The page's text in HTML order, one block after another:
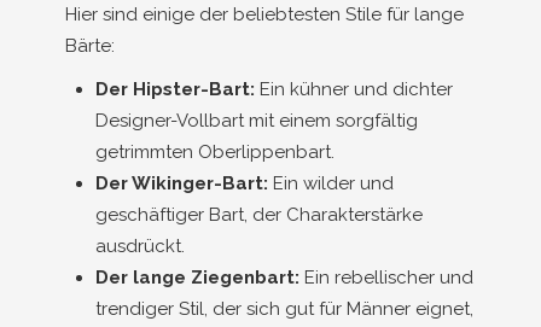
Hier sind einige der beliebtesten Stile für lange
Bärte:
Der Hipster-Bart: Ein kühner und dichter
Designer-Vollbart mit einem sorgfältig
getrimmten Oberlippenbart.
Der Wikinger-Bart: Ein wilder und
geschäftiger Bart, der Charakterstärke
ausdrückt.
Der lange Ziegenbart: Ein rebellischer und
trendiger Stil, der sich gut für Männer eignet,